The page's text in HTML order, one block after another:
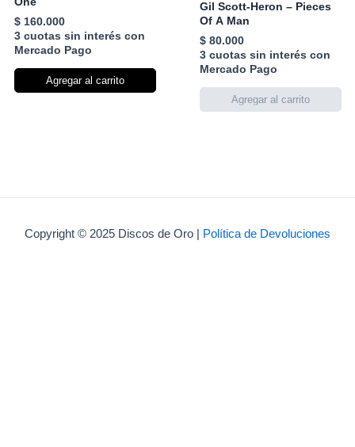
$160.000
3 cuotas sin interés con
Mercado Pago
Agregar al carrito
Gil Scott-Heron – Pieces
Of A Man
$80.000
3 cuotas sin interés con
Mercado Pago
Copyright © 2025 Discos de Oro | Política de Devoluciones